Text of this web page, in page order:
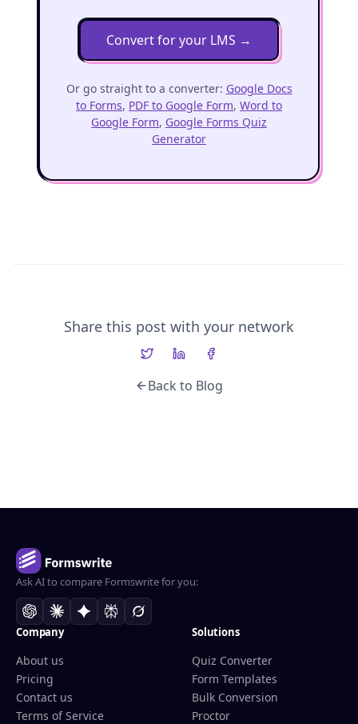
Convert for your LMS →
Or go straight to a converter: Google Docs
to Forms, PDF to Google Form, Word to
Google Form, Google Forms Quiz
Generator
Share this post with your network
Back to Blog
Ask AI to compare Formswrite for you:
Company
About us
Pricing
Contact us
Terms of Service
Solutions
Quiz Converter
Form Templates
Bulk Conversion
Proctor